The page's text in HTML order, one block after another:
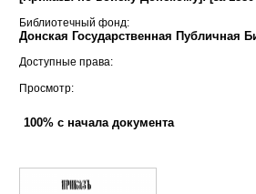
Библиотечный фонд:
Донская Государственная Публичная
Доступные права:
Просмотр:
100% с начала документа